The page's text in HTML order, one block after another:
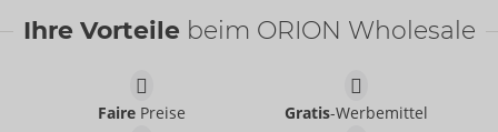
Flip Ramp
Ihre Vorteile beim ORION Wholesale
FairePreise Gratis-Werbemittel